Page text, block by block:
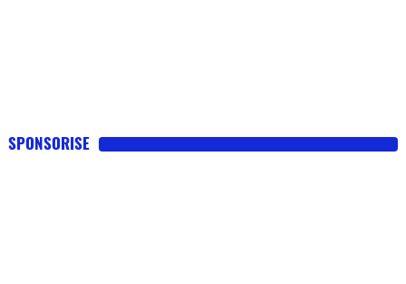
SPONSORISE